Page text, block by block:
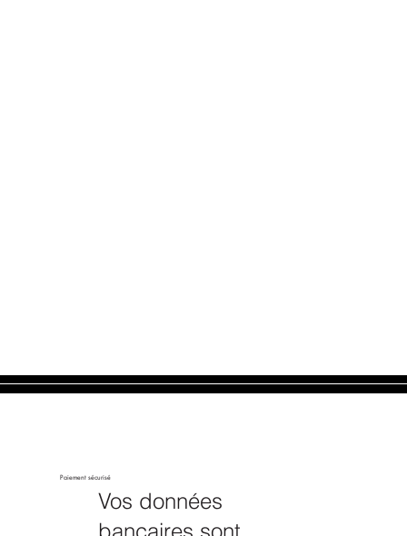
Paiement sécurisé
Vos données